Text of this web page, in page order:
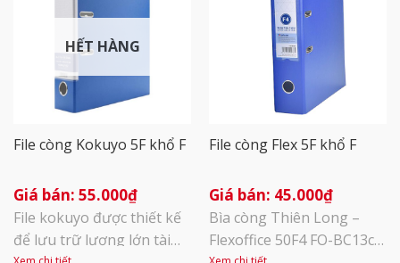
HẾT HÀNG
File còng Kokuyo 5F khổ F
55.000₫
File kokuyo được thiết kế
để lưu trữ lượng lớn tài
File còng Flex 5F khổ F
45.000₫
Bìa còng Thiên Long –
Flexoffice 50F4 FO-BC13có